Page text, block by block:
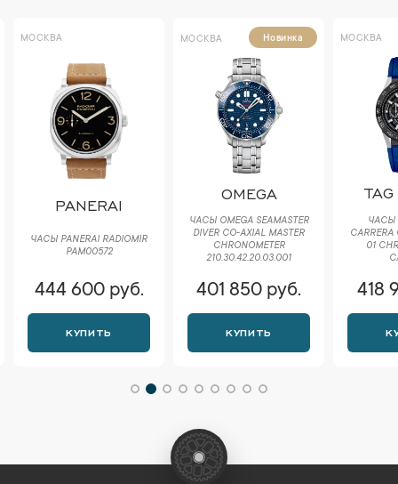
МОСКВА
PANERAI
ЧАСЫ PANERAI RADIOMIR
PAM00572
444 600 руб.
КУПИТЬ
МОСКВА Новинка
OMEGA
ЧАСЫ OMEGA SEAMASTER
DIVER CO‑AXIAL MASTER
CHRONOMETER
210.30.42.20.03.001
401 850 руб.
КУПИТЬ
МОСКВА
ЧАСЫ
CARRERA
01
418